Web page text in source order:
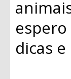
dicas